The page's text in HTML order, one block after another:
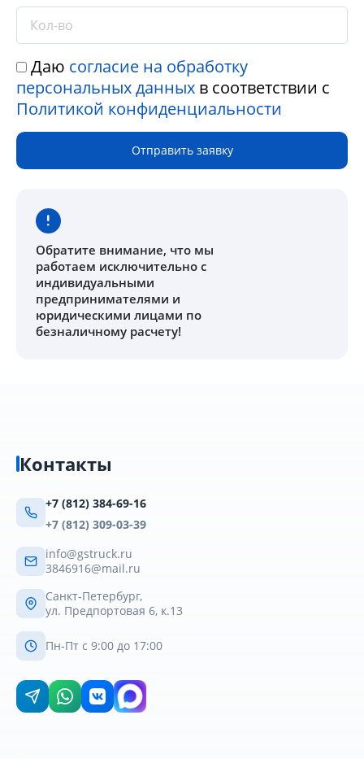
Даю согласие на обработку
персональных данных в соответствии с
Политикой конфиденциальности
Отправить заявку
Обратите внимание, что мы
работаем исключительно с
индивидуальными
предпринимателями и
юридическими лицами по
безналичному расчету!
Контакты
+7 (812) 384-69-16
+7 (812) 309-03-39
info@gstruck.ru
3846916@mail.ru
Санкт-Петербург,
ул. Предпортовая 6, к.13
Пн-Пт с 9:00 до 17:00